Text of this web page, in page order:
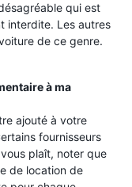
qui est
interdite. Les autres
de ce genre.
à ma
ajouté à votre
fournisseurs
plaît, noter que
de location de